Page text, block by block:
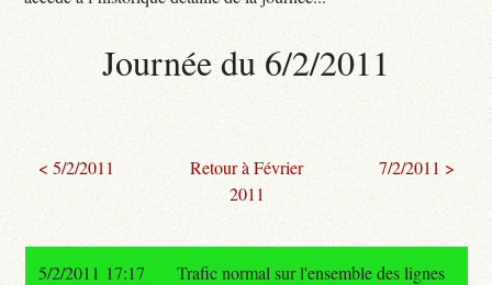
Journée du 6/2/2011
< 5/2/2011
Retour à Février
2011
7/2/2011 >
5/2/2011 17:17
Trafic normal sur l'ensemble des lignes